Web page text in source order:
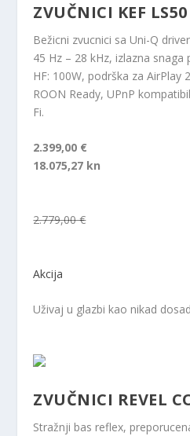
ZVUČNICI KEF
Bežicni zvucnici sa Uni-Q
45 Hz – 28 kHz, izlazna snaga
HF: 100W, podrška za AirPlay
ROON Ready, UPnP
Fi.
2.399,00 €
18.075,27 kn
2.779,00 €
Akcija
Uživaj u glazbi kao nikad
ZVUČNICI REVEL
Stražnji bas reflex,